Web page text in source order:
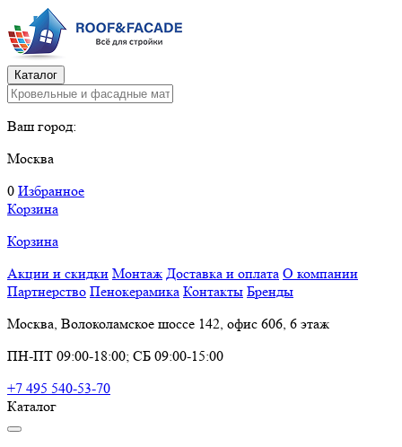
Каталог
Ваш город:
Москва
0 Избранное
Корзина
Корзина
Акции и скидки Монтаж Доставка и оплата О компании
Партнерство Пенокерамика Контакты Бренды
Москва, Волоколамское шоссе 142, офис 606, 6 этаж
ПН-ПТ 09:00-18:00; СБ 09:00-15:00
+7 495 540-53-70
Каталог